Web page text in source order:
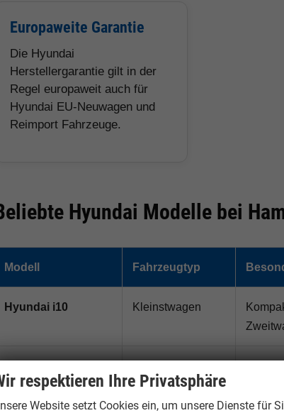
Europaweite Garantie
Die Hyundai
Herstellergarantie gilt in der
Regel europaweit auch für
Hyundai EU-Neuwagen und
Reimport Fahrzeuge.
Hyundai Modelle bei
Modell Fahrzeugtyp
Hyundai i10 Kleinstwagen
Hyundai i30
Kompaktklasse /
Beliebt
respektieren Ihre Privatsphäre
Website setzt Cookies ein, um unsere Dienste für